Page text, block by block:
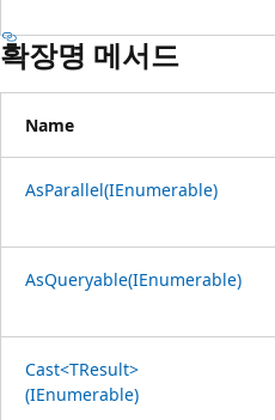
확장명 메서드
Name
AsParallel(IEnumerable)
AsQueryable(IEnumerable)
Cast<TResult>
(IEnumerable)